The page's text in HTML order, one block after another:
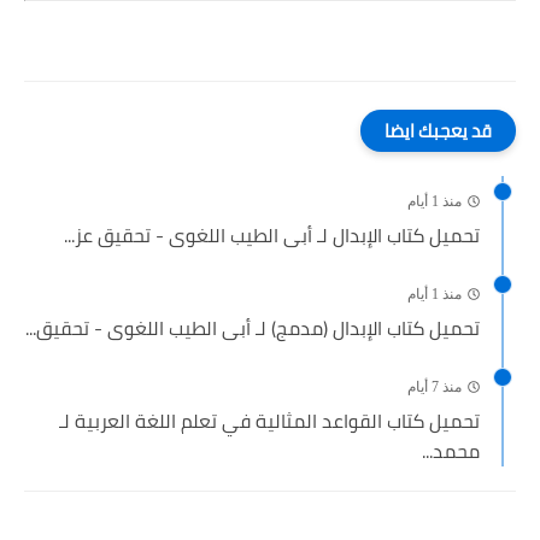
قد يعجبك ايضا
منذ 1 أيام
تحميل كتاب الإبدال لـ أبى الطيب اللغوى - تحقيق عز...
منذ 1 أيام
تحميل كتاب الإبدال (مدمج) لـ أبى الطيب اللغوى - تحقيق...
منذ 7 أيام
تحميل كتاب القواعد المثالية في تعلم اللغة العربية لـ
محمد...